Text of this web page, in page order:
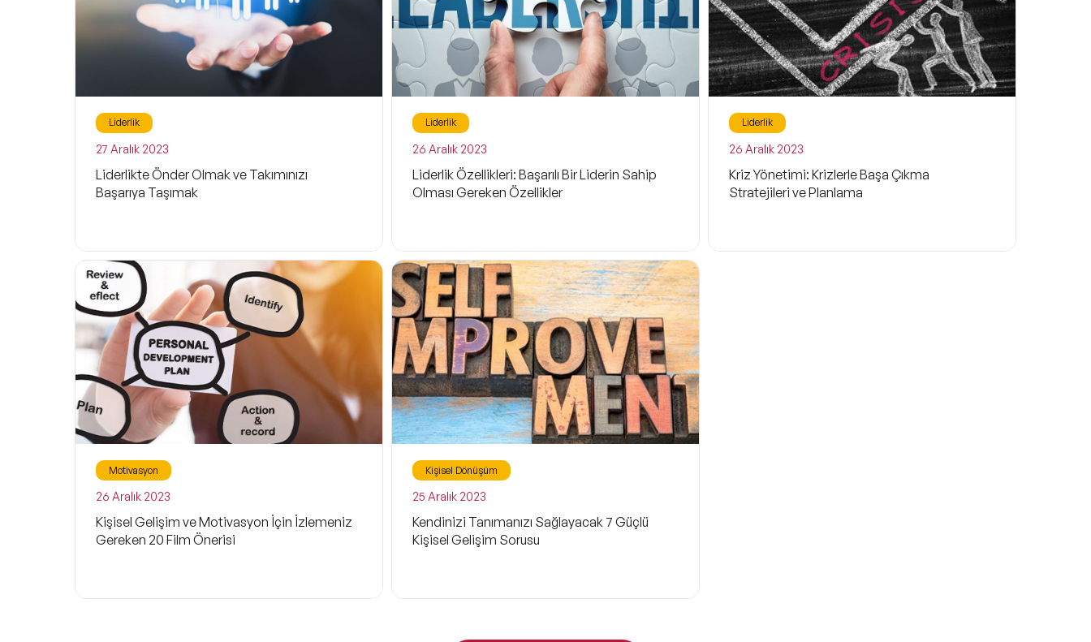
Liderlik
27 Aralık 2023
Liderlikte Önder Olmak ve Takımınızı
Başarıya Taşımak
Liderlik
26 Aralık 2023
Liderlik Özellikleri: Başarılı Bir Liderin Sahip
Olması Gereken Özellikler
Liderlik
26 Aralık 2023
Kriz Yönetimi: Krizlerle Başa Çıkma
Stratejileri ve Planlama
Motivasyon
26 Aralık 2023
Kişisel Gelişim ve Motivasyon İçin İzlemeniz
Gereken 20 Film Önerisi
Kişisel Dönüşüm
25 Aralık 2023
Kendinizi Tanımanızı Sağlayacak 7 Güçlü
Kişisel Gelişim Sorusu
Gelecek ve Fütürizm
Dijital Pazarlama ve Sosyal Medya
Gezi
İkna ve Müzakere Sanatı
Ebeveynlik
Mindfulness
Wellness
Spor
İş Hayatı
Astroloji
Storytelling
Çevre ve Enerji
Kuşaklar
Tarih ve Kültür